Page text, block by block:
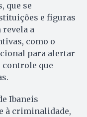
que se
e figuras
revela a
como o
para alertar
controle que
Ibaneis
à criminalidade,